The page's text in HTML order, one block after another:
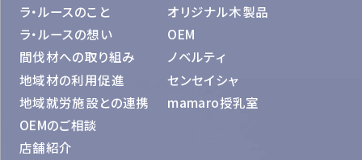
ラ・ルースのこと
ラ・ルースの想い
間伐材への取り組み
地域材の利用促進
地域就労施設との連携
OEMのご相談
店舗紹介
オリジナル木製品
OEM
ノベルティ
センセイシャ
mamaro授乳室